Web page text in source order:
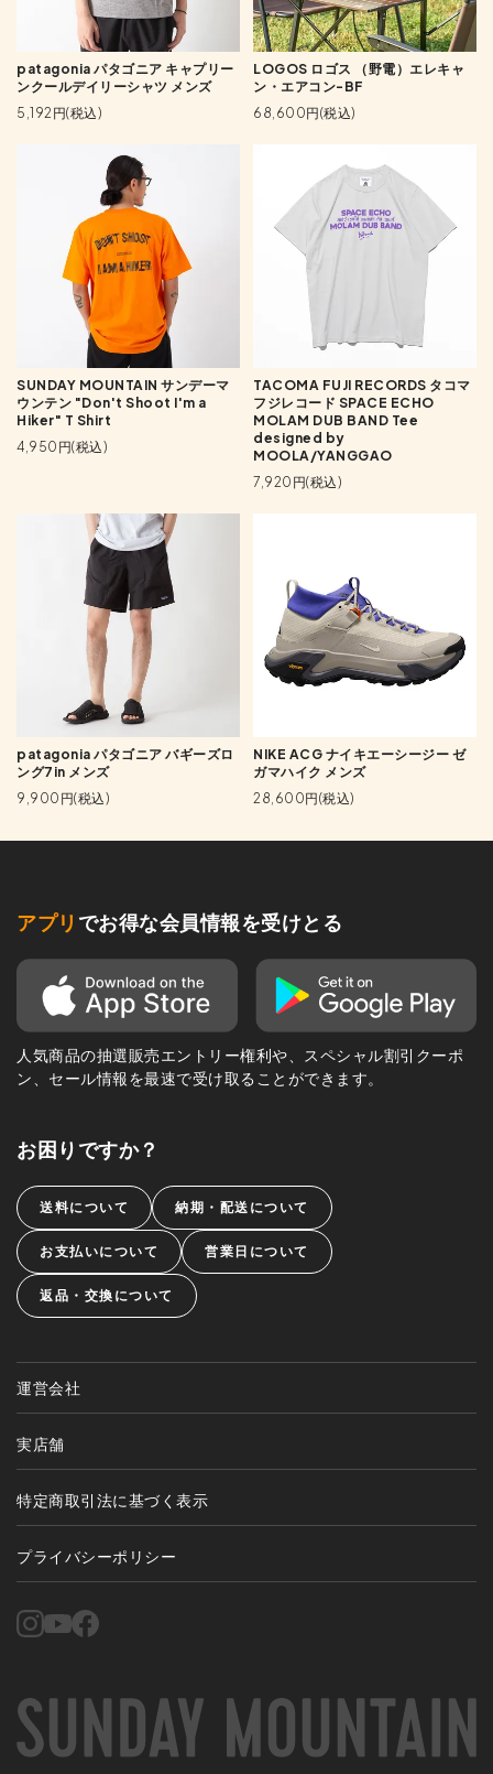
patagonia パタゴニア キャプリー
ンクールデイリーシャツ メンズ
5,192円(税込)
LOGOS ロゴス （野電）エレキャ
ン・エアコン-BF
68,600円(税込)
SUNDAY MOUNTAIN サンデーマ
ウンテン "Don't Shoot I'm a
Hiker" T Shirt
4,950円(税込)
TACOMA FUJI RECORDS タコマ
フジレコード SPACE ECHO
MOLAM DUB BAND Tee
designed by
MOOLA/YANGGAO
7,920円(税込)
patagonia パタゴニア バギーズロ
ング7in メンズ
9,900円(税込)
NIKE ACG ナイキエーシージー ゼ
ガマハイク メンズ
28,600円(税込)
アプリ でお得な会員情報を受けとる
人気商品の抽選販売エントリー権利や、スペシャル割引クーポ
ン、セール情報を最速で受け取ることができます。
お困りですか？
送料について 納期・配送について
お支払いについて 営業日について
返品・交換について
運営会社
実店舗
特定商取引法に基づく表示
プライバシーポリシー